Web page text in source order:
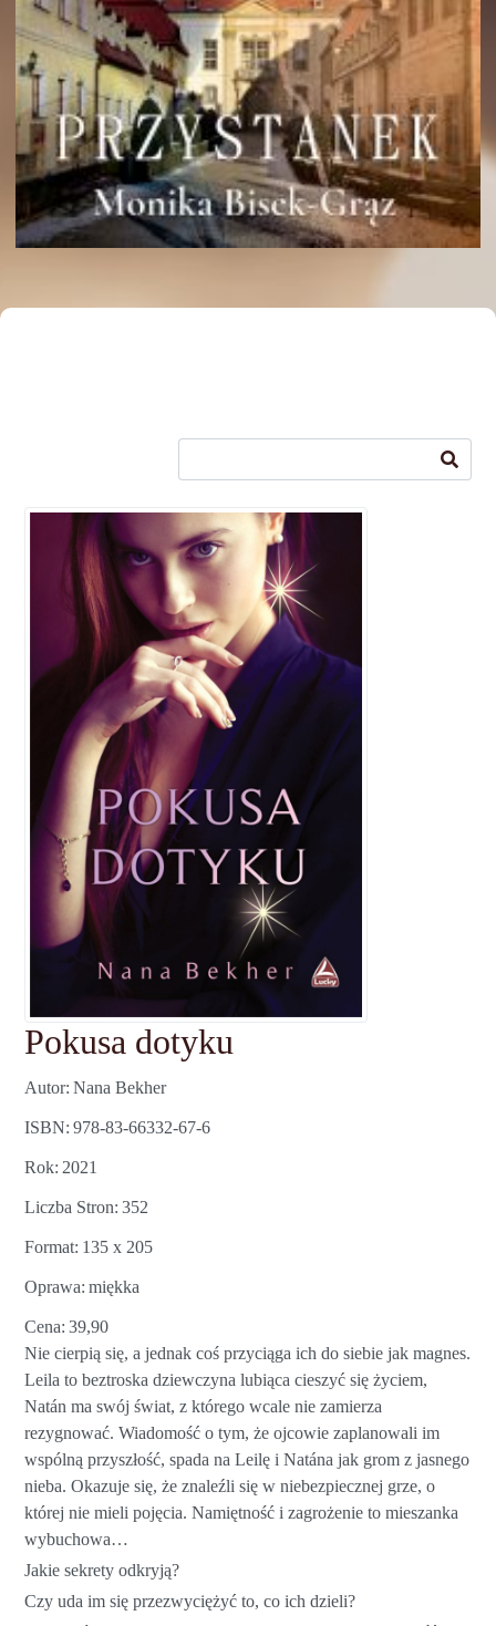
Pokusa dotyku
Autor Nana Bekher
ISBN 978-83-66332-67-6
Rok 2021
Liczba Stron 352
Format 135 x 205
Oprawa miękka
Cena 39,90
Nie cierpią się, a jednak coś przyciąga ich do siebie jak magnes.
Leila to beztroska dziewczyna lubiąca cieszyć się życiem,
Natán ma swój świat, z którego wcale nie zamierza
rezygnować. Wiadomość o tym, że ojcowie zaplanowali im
wspólną przyszłość, spada na Leilę i Natána jak grom z jasnego
nieba. Okazuje się, że znaleźli się w niebezpiecznej grze, o
której nie mieli pojęcia. Namiętność i zagrożenie to mieszanka
wybuchowa…
Jakie sekrety odkryją?
Czy uda im się przezwyciężyć to, co ich dzieli?